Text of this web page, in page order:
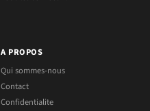
A PROPOS
Qui sommes-nous
Contact
Confidentialite